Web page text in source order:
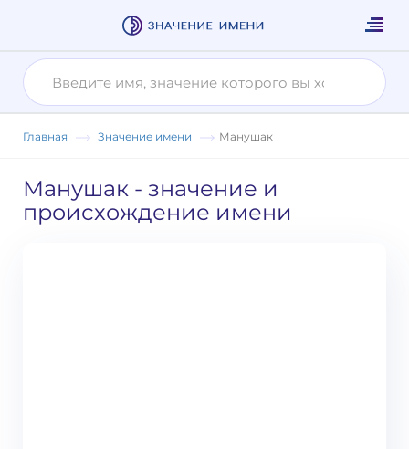
Главная Значение имени Манушак
Манушак - значение и
происхождение имени